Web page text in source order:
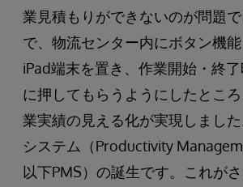
業見積もりができないのが問題で
で、物流センター内にボタン機
iPad端末を置き、作業開始・終
に押してもらうようにしたとこ
業実績の見える化が実現しまし
システム（Productivity
以下PMS）の誕生です。これが